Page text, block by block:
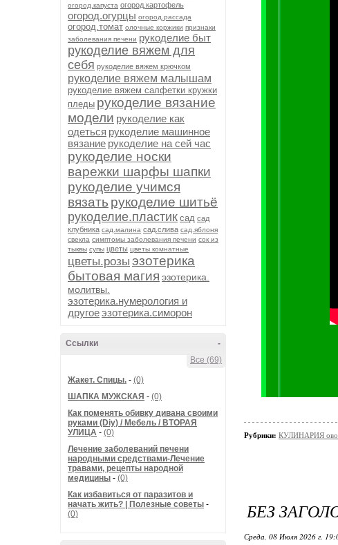
огород.капуста огород.картофель
огород.огурцы огород.рассада
огород.томат олочные коржики признаки
заболевания печени рукоделие быт
рукоделие вяжем для
себя рукоделие вяжем крючком
рукоделие вяжем малышам
рукоделие вяжем салфетки кружки
пледы рукоделие вязание
модели рукоделие как
одеться рукоделие машинное
вязание рукоделие на сей час
рукоделие носки
варежки шарфы шапки
рукоделие учимся
вязать рукоделие шитьё
рукоделие.пластик сад сад
клубника сад.малина сад.слива сад.яблоня
свекла симптомы заболевания печени сок из
тыквы супы цветы цветы комнатные
цветы.розы эзотерика
бытовая магия эзотерика.
молитвы.
эзотерика.нумерология и
другоеэзотерика.симорон
-
Ссылки
Все (69)
Жакет. Спицы. - (0)
ШАПКА МУЖСКАЯ - (0)
Как поменять обивку дивана своими
руками (Diy) / Мебель / ВТОРАЯ
УЛИЦА - (0)
Лечение заболеваний печени
народными средствами-Лечение
травами, рецепты народной
медицины - (0)
Как избавиться от паразитов и
начать жить? | Полезные советы -
(0)
Рубрики: КУЛИНАРИЯ
БЕЗ
Среда, 08 Июля 2026 г.